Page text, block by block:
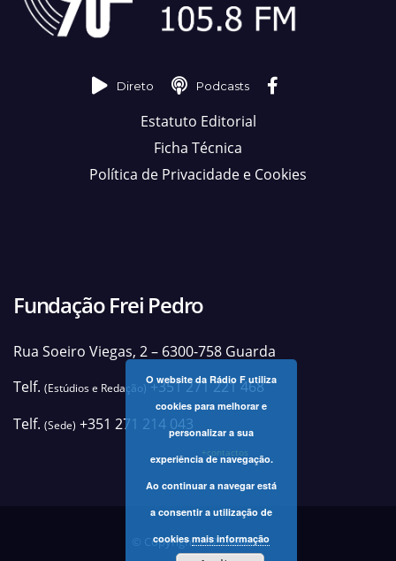
Direto Podcasts
Estatuto Editorial
Ficha Técnica
Política de Privacidade e Cookies
Fundação Frei Pedro
Rua Soeiro Viegas, 2 – 6300-758 Guarda
Telf. (Estúdios e Redação)+351 271 221 468
Telf. (Sede) +351 271 214 043
+contactos
© Copyright 2025 Rádio F
O website da Rádio F utiliza
cookies para melhorar e
personalizar a sua
experiência de navegação.
Ao continuar a navegar está
a consentir a utilização de
cookiesmais informação